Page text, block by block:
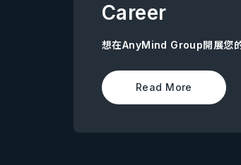
Career
想在AnyMind Group開展您的
Read More